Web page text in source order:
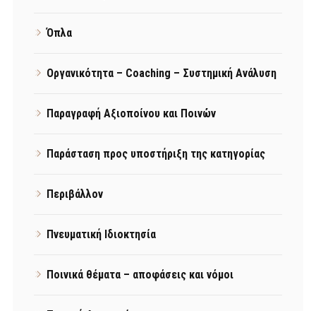
Όπλα
Οργανικότητα – Coaching – Συστημική Ανάλυση
Παραγραφή Αξιοποίνου και Ποινών
Παράσταση προς υποστήριξη της κατηγορίας
Περιβάλλον
Πνευματική Ιδιοκτησία
Ποινικά θέματα – αποφάσεις και νόμοι